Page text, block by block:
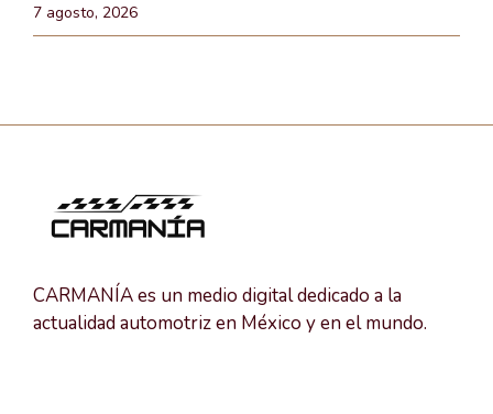
7 agosto, 2026
CARMANÍA es un medio digital dedicado a la
actualidad automotriz en México y en el mundo.